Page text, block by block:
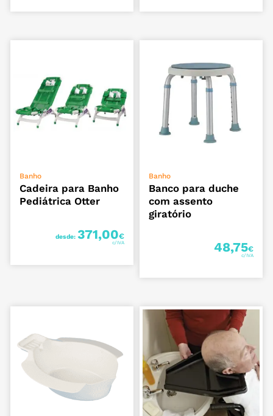
Banho
Cadeira para Banho
Pediátrica Otter
desde: 371,00€
Banho
Banco para duche
com assento
giratório
48,75€